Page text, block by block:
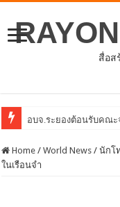
สื่อส
อบจ.ระยองต้อนรับคณะ
Home / World News / นักโ
ในเรือนจำ